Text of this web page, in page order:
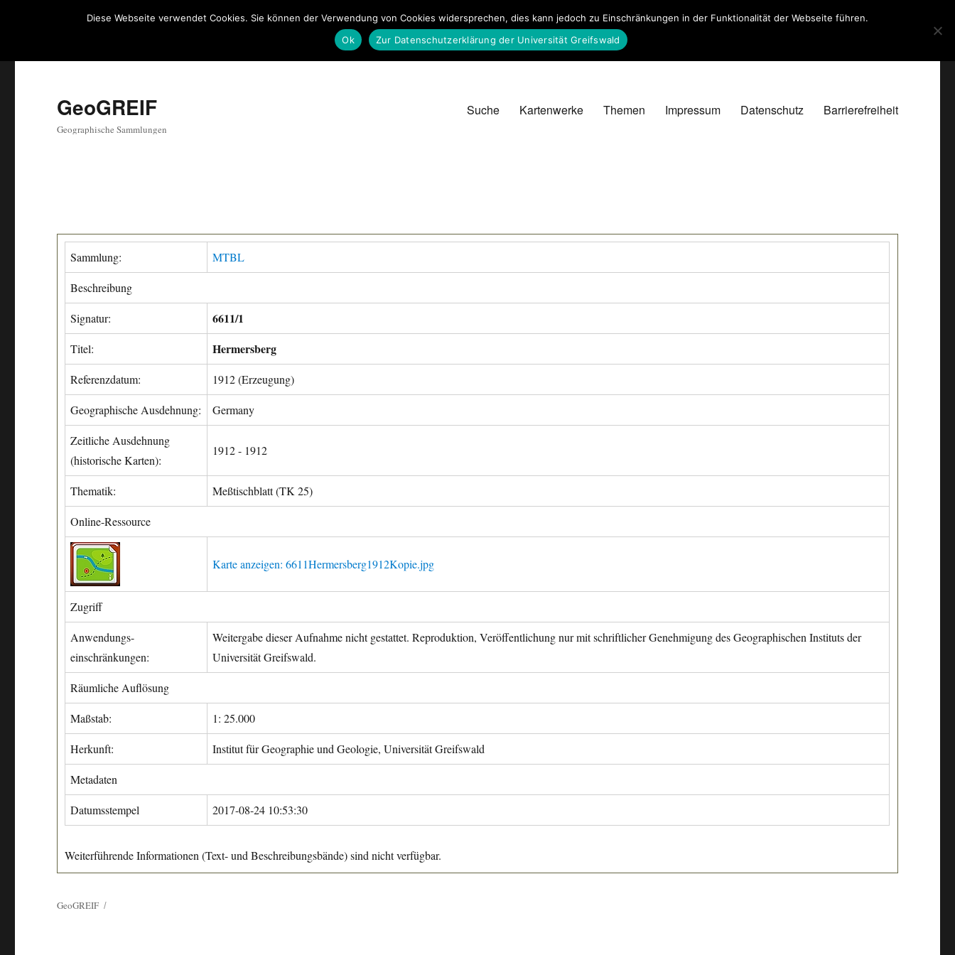
GeoGREIF
Geographische Sammlungen
Suche Kartenwerke Themen Impressum Datenschutz Barrierefreiheit
Sammlung: MTBL
Beschreibung
Signatur: 6611/1
Titel: Hermersberg
Referenzdatum: 1912 (Erzeugung)
Geographische Ausdehnung: Germany
Zeitliche Ausdehnung
(historische Karten):
1912 - 1912
Thematik: Meßtischblatt (TK 25)
Online-Ressource
Karte anzeigen: 6611Hermersberg1912Kopie.jpg
Zugriff
Anwendungs-
einschränkungen:
Weitergabe dieser Aufnahme nicht gestattet. Reproduktion, Veröffentlichung nur mit schriftlicher Genehmigung des Geographischen Instituts der
Universität Greifswald.
Räumliche Auflösung
Maßstab: 1: 25.000
Herkunft: Institut für Geographie und Geologie, Universität Greifswald
Metadaten
Datumsstempel 2017-08-24 10:53:30
Weiterführende Informationen (Text- und Beschreibungsbände) sind nicht verfügbar.
GeoGREIF
Diese Webseite verwendet Cookies. Sie können der Verwendung von Cookies widersprechen, dies kann jedoch zu Einschränkungen in der Funktionalität der Webseite führen.
Ok
Zur Datenschutzerklärung der Universität Greifswald